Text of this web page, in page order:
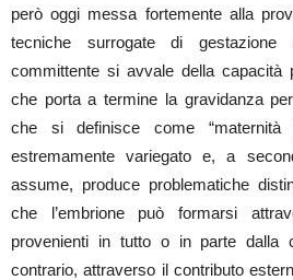
però oggi messa fortemente alla
tecniche surrogate di
committente si avvale della capacità
che porta a termine la gravidanza
che si definisce come “maternità
estremamente variegato e, a
assume, produce problematiche
che l’embrione può formarsi
provenienti in tutto o in parte dalla
contrario, attraverso il contributo